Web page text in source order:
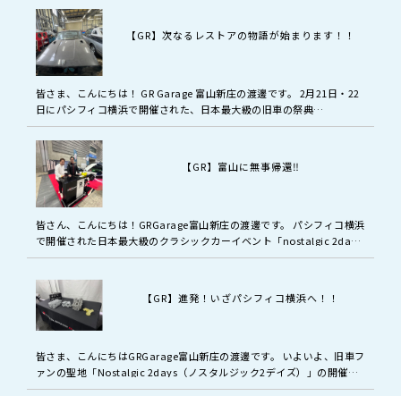
【GR】次なるレストアの物語が始まります！！
皆さま、こんにちは！ GR Garage 富山新庄の渡邊です。 2月21日・22
日にパシフィコ横浜で開催された、日本最大級の旧車の祭典
「Nostalgic 2days 2026」。 無事に富山へ帰還い…
【GR】富山に無事帰還‼️
皆さん、こんにちは！GRGarage富山新庄の渡邊です。 パシフィコ横浜
で開催された日本最大級のクラシックカーイベント「nostalgic 2days
2026」 2日間の出展を終え、展示車両と共に無…
【GR】進発！いざパシフィコ横浜へ！！
皆さま、こんにちはGRGarage富山新庄の渡邊です。 いよいよ、旧車フ
ァンの聖地「Nostalgic 2days（ノスタルジック2デイズ）」の開催が
目前に迫ってきました！ 私たちGR Garage …